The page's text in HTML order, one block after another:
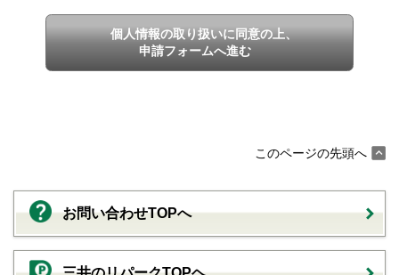
個人情報の取り扱いに同意の上、
申請フォームへ進む
このページの先頭へ
お問い合わせTOPへ